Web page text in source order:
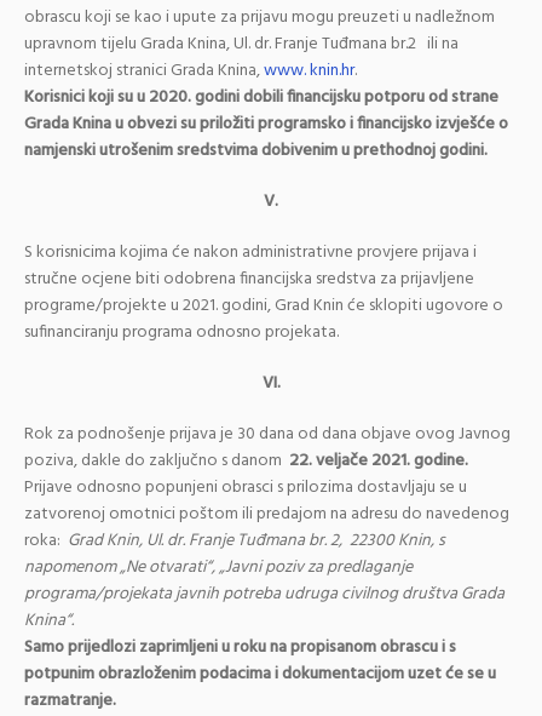
obrascu koji se kao i upute za prijavu mogu preuzeti u nadležnom
upravnom tijelu Grada Knina, Ul. dr. Franje Tuđmana br.2 ili na
internetskoj stranici Grada Knina,www. knin.hr.
Korisnici koji su u 2020. godini dobili financijsku potporu od strane
Grada Knina u obvezi su priložiti programsko i financijsko izvješće o
namjenski utrošenim sredstvima dobivenim u prethodnoj godini.
V.
S korisnicima kojima će nakon administrativne provjere prijava i
stručne ocjene biti odobrena financijska sredstva za prijavljene
programe/projekte u 2021. godini, Grad Knin će sklopiti ugovore o
sufinanciranju programa odnosno projekata.
VI.
Rok za podnošenje prijava je 30 dana od dana objave ovog Javnog
poziva, dakle do zaključno s danom 22. veljače 2021. godine.
Prijave odnosno popunjeni obrasci s prilozima dostavljaju se u
zatvorenoj omotnici poštom ili predajom na adresu do navedenog
roka: Grad Knin, Ul. dr. Franje Tuđmana br. 2, 22300 Knin, s
napomenom „Ne otvarati“, „Javni poziv za predlaganje
programa/projekata javnih potreba udruga civilnog društva Grada
Knina“.
Samo prijedlozi zaprimljeni u roku na propisanom obrascu i s
potpunim obrazloženim podacima i dokumentacijom uzet će se u
razmatranje.